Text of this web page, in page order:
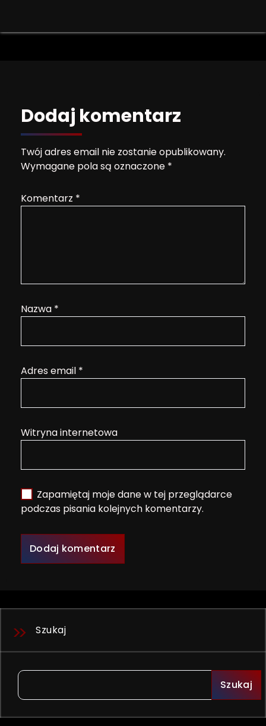
Dodaj komentarz
Twój adres email nie zostanie opublikowany.
Wymagane pola są oznaczone *
Komentarz *
Nazwa *
Adres email *
Witryna internetowa
Zapamiętaj moje dane w tej przeglądarce
podczas pisania kolejnych komentarzy.
Szukaj
Szukaj